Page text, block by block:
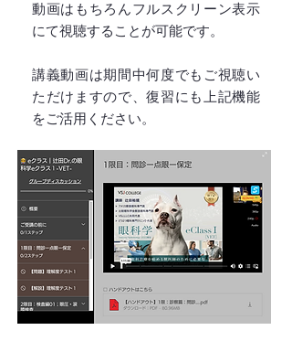
動画はもちろんフルスクリーン表示
にて視聴することが可能です。
講義動画は期間中何度でもご視聴い
ただけますので、復習にも上記機能
をご活用ください。